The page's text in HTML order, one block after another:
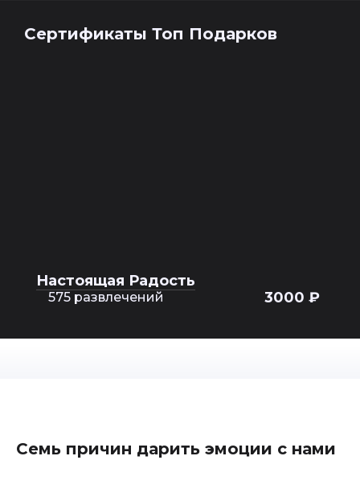
Сертификаты Топ Подарков
Настоящая Радость
575 развлечений 3000 ₽
Семь причин дарить эмоции с нами